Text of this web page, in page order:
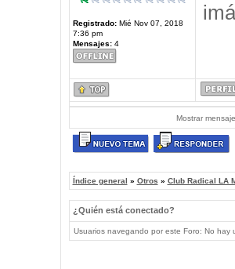
Registrado:Mié Nov 07, 2018
7:36 pm
Mensajes:4
Mostrar
Índice general » Otros » Club Radical LA
¿Quién está conectado?
Usuarios navegando por este Foro: No hay